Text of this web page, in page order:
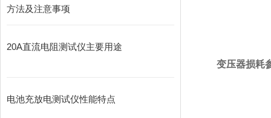
方法及注意事项
20A直流电阻测试仪主要用途
电池充放电测试仪性能特点
变压器损耗